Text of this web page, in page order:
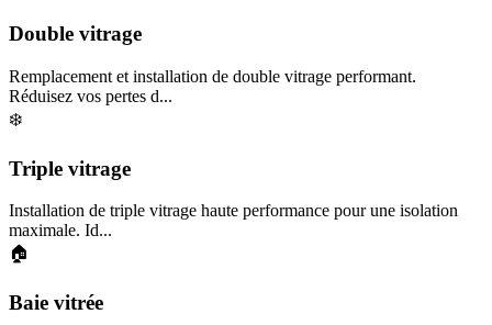
Double vitrage
Remplacement et installation de double vitrage performant.
Réduisez vos pertes d...
❄️
Triple vitrage
Installation de triple vitrage haute performance pour une isolation
maximale. Id...
🏠
Baie vitrée